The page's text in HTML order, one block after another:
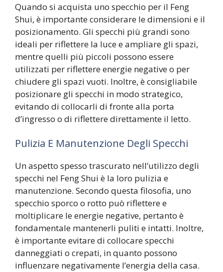
Quando si acquista uno specchio per il Feng
Shui, è importante considerare le dimensioni e il
posizionamento. Gli specchi più grandi sono
ideali per riflettere la luce e ampliare gli spazi,
mentre quelli più piccoli possono essere
utilizzati per riflettere energie negative o per
chiudere gli spazi vuoti. Inoltre, è consigliabile
posizionare gli specchi in modo strategico,
evitando di collocarli di fronte alla porta
d’ingresso o di riflettere direttamente il letto.
Pulizia E Manutenzione Degli Specchi
Un aspetto spesso trascurato nell’utilizzo degli
specchi nel Feng Shui è la loro pulizia e
manutenzione. Secondo questa filosofia, uno
specchio sporco o rotto può riflettere e
moltiplicare le energie negative, pertanto è
fondamentale mantenerli puliti e intatti. Inoltre,
è importante evitare di collocare specchi
danneggiati o crepati, in quanto possono
influenzare negativamente l’energia della casa.